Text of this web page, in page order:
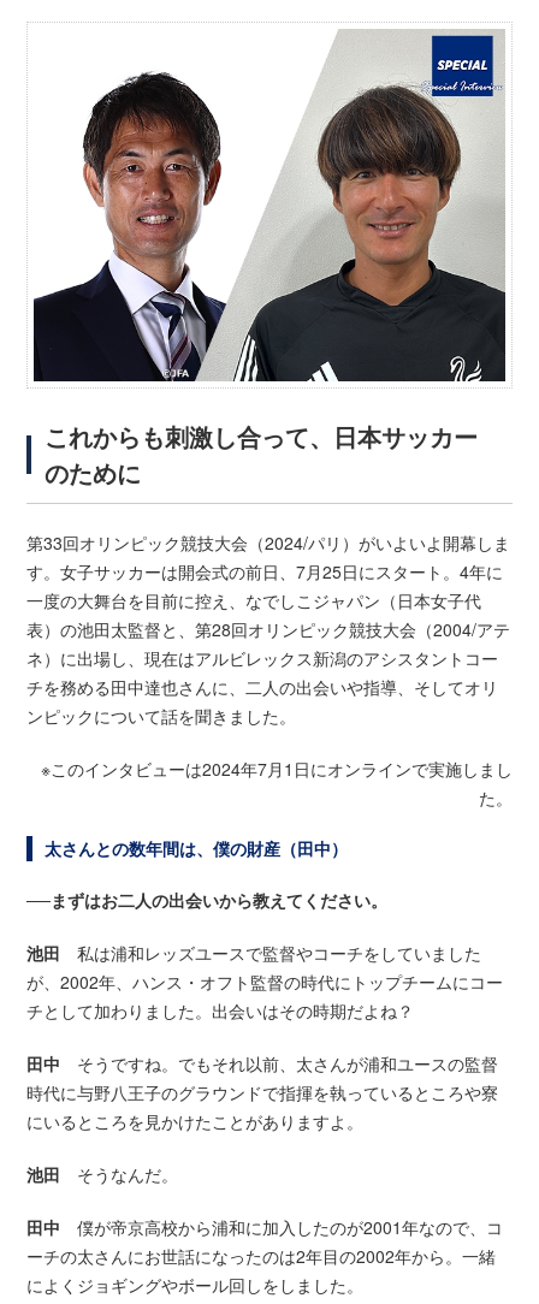
これからも刺激し合って、日本サッカー
のために
第33回オリンピック競技大会（2024/パリ）がいよいよ開幕しま
す。女子サッカーは開会式の前日、7月25日にスタート。4年に
一度の大舞台を目前に控え、なでしこジャパン（日本女子代
表）の池田太監督と、第28回オリンピック競技大会（2004/アテ
ネ）に出場し、現在はアルビレックス新潟のアシスタントコー
チを務める田中達也さんに、二人の出会いや指導、そしてオリ
ンピックについて話を聞きました。
※このインタビューは2024年7月1日にオンラインで実施しまし
た。
太さんとの数年間は、僕の財産（田中）
──まずはお二人の出会いから教えてください。
池田 私は浦和レッズユースで監督やコーチをしていました
が、2002年、ハンス・オフト監督の時代にトップチームにコー
チとして加わりました。出会いはその時期だよね？
田中 そうですね。でもそれ以前、太さんが浦和ユースの監督
時代に与野八王子のグラウンドで指揮を執っているところや寮
にいるところを見かけたことがありますよ。
池田 そうなんだ。
田中 僕が帝京高校から浦和に加入したのが2001年なので、コ
ーチの太さんにお世話になったのは2年目の2002年から。一緒
によくジョギングやボール回しをしました。